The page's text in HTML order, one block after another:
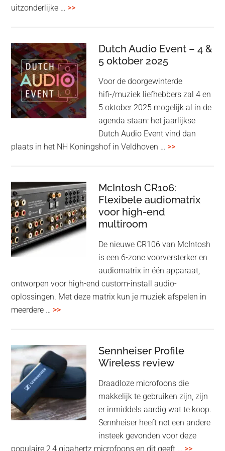
uitzonderlijke … >>overBang
kondigt
Beo
Grace
aan:
high-
end
earbuds
titanium
Adaptive
noise
cancelling
Dutch Audio Event – 4 &
5 oktober 2025
Voor de doorgewinterde
hifi-/muziek liefhebbers zal 4 en
5 oktober 2025 mogelijk al in de
agenda staan: het jaarlijkse
Dutch Audio Event vind dan
plaats in het NH Koningshof in Veldhoven … >>overDutch
–
4
McIntosh CR106:
Flexibele audiomatrix
voor high-end
multiroom
De nieuwe CR106 van McIntosh
is een 6-zone voorversterker en
audiomatrix in één apparaat,
ontworpen voor high-end custom-install audio-
oplossingen. Met deze matrix kun je muziek afspelen in
meerdere … >>overMcIntosh
audiomatrix
voor
high-
end
multiroom
Sennheiser Profile
Wireless review
Draadloze microfoons die
makkelijk te gebruiken zijn, zijn
er inmiddels aardig wat te koop.
Sennheiser heeft net een andere
insteek gevonden voor deze
populaire 2,4 gigahertz microfoons en dit geeft … >>